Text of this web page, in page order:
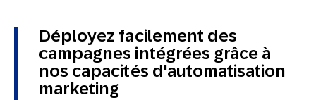
Déployez facilement des
campagnes intégrées grâce à
nos capacités d'automatisation
marketing